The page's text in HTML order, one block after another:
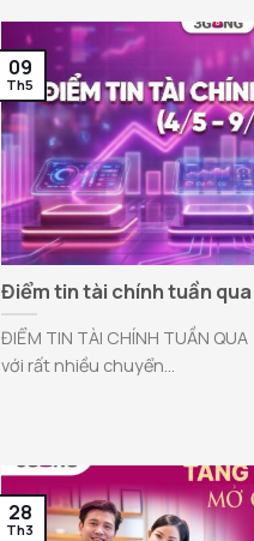
Điểm tin tài chính tuần qua
ĐIỂM TIN TÀI CHÍNH TUẦN
với rất nhiều chuyển...
09
Th5
28
Th3